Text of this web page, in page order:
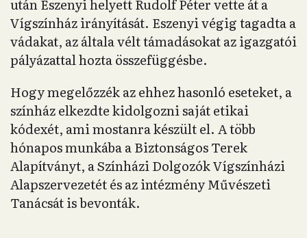
után Eszenyi helyett Rudolf Péter vette át a
Vígszínház irányítását. Eszenyi végig tagadta a
vádakat, az általa vélt támadásokat az igazgatói
pályázattal hozta összefüggésbe.
Hogy megelőzzék az ehhez hasonló eseteket, a
színház elkezdte kidolgozni saját etikai
kódexét, ami mostanra készült el. A több
hónapos munkába a Biztonságos Terek
Alapítványt, a Színházi Dolgozók Vígszínházi
Alapszervezetét és az intézmény Művészeti
Tanácsát is bevonták.